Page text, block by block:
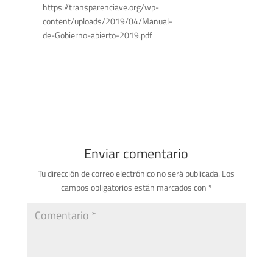
https://transparenciave.org/wp-
content/uploads/2019/04/Manual-
de-Gobierno-abierto-2019.pdf
Enviar comentario
Tu dirección de correo electrónico no será publicada. Los
campos obligatorios están marcados con *